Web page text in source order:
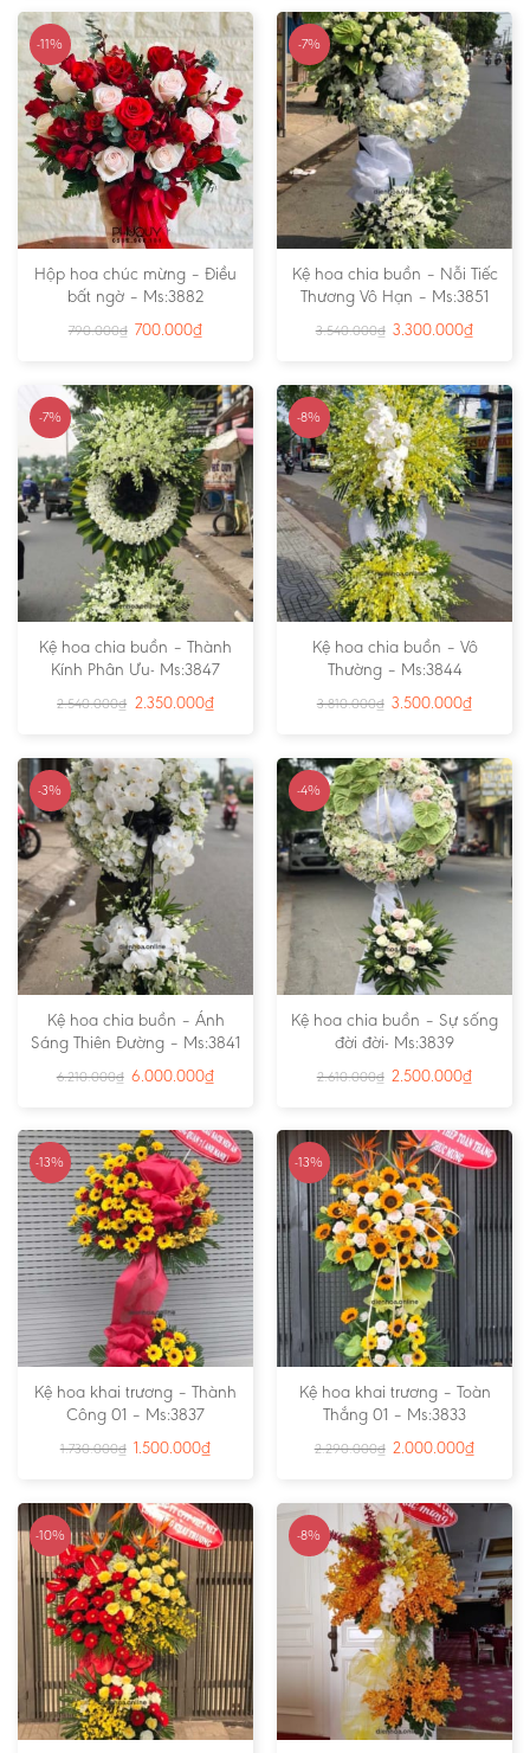
-11%
Hộp hoa chúc mừng – Điều
bất ngờ – Ms:3882
790.000₫ 700.000₫
-7%
Kệ hoa chia buồn – Nỗi Tiếc
Thương Vô Hạn – Ms:3851
3.540.000₫ 3.300.000₫
-7%
Kệ hoa chia buồn – Thành
Kính Phân Ưu- Ms:3847
2.540.000₫ 2.350.000₫
-8%
Kệ hoa chia buồn – Vô
Thường – Ms:3844
3.810.000₫ 3.500.000₫
-3%
Kệ hoa chia buồn – Ánh
Sáng Thiên Đường – Ms:3841
6.210.000₫ 6.000.000₫
-4%
Kệ hoa chia buồn – Sự sống
đời đời- Ms:3839
2.610.000₫ 2.500.000₫
-13%
Kệ hoa khai trương – Thành
Công 01 – Ms:3837
1.730.000₫ 1.500.000₫
-13%
Kệ hoa khai trương – Toàn
Thắng 01 – Ms:3833
2.290.000₫ 2.000.000₫
-10% -8%